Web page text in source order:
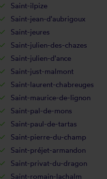
Saint-ilpize
Saint-jean-d'aubrigoux
Saint-jeures
Saint-julien-des-chazes
Saint-julien-d'ance
Saint-just-malmont
Saint-laurent-chabreuges
Saint-maurice-de-lignon
Saint-pal-de-mons
Saint-paul-de-tartas
Saint-pierre-du-champ
Saint-préjet-armandon
Saint-privat-du-dragon
Saint-romain-lachalm